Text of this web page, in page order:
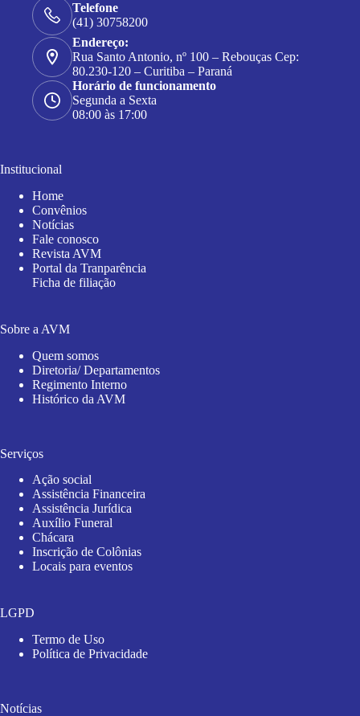
Telefone
(41) 30758200
Endereço:
Rua Santo Antonio, nº 100 – Rebouças Cep:
80.230-120 – Curitiba – Paraná
Horário de funcionamento
Segunda a Sexta
08:00 às 17:00
Institucional
Home
Convênios
Notícias
Fale conosco
Revista AVM
Portal da Tranparência
Ficha de filiação
Sobre a AVM
Quem somos
Diretoria/ Departamentos
Regimento Interno
Histórico da AVM
Serviços
Ação social
Assistência Financeira
Assistência Jurídica
Auxílio Funeral
Chácara
Inscrição de Colônias
Locais para eventos
LGPD
Termo de Uso
Política de Privacidade
Notícias